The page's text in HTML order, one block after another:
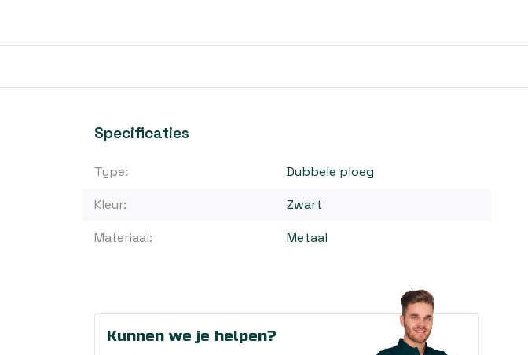
Specificaties
Type:
Dubbele ploeg
Kleur:
Zwart
Materiaal:
Metaal
Kunnen we je helpen?